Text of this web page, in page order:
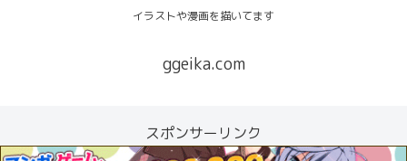
イラストや漫画を描いてます
ggeika.com
スポンサーリンク